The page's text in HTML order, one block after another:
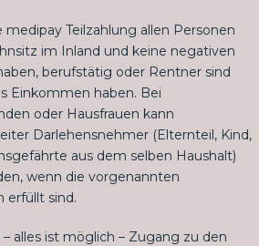
Teilzahlung allen Personen
im Inland und keine negativen
berufstätig oder Rentner sind
Einkommen haben. Bei
oder Hausfrauen kann
Darlehensnehmer (Elternteil, Kind,
aus dem selben Haushalt)
wenn die vorgenannten
erfüllt sind.
– alles ist möglich – Zugang zu den